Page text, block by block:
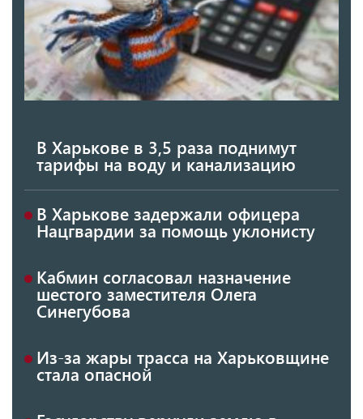
В Харькове в 3,5 раза поднимут
тарифы на воду и канализацию
В Харькове задержали офицера
Нацгвардии за помощь уклонисту
Кабмин согласовал назначение
шестого заместителя Олега
Синегубова
Из-за жары трасса на Харьковщине
стала опасной